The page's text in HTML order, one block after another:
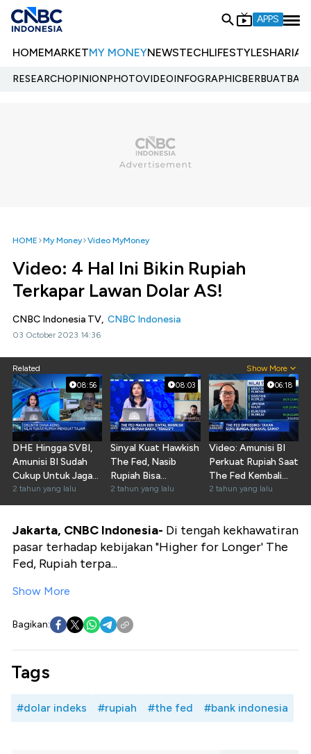
APPS
HOMEMARKETMY MONEYNEWSTECHLIFESTYLESHARIA
RESEARCHOPINIONPHOTOVIDEOINFOGRAPHIC
HOME My Money Video MyMoney
Video: 4 Hal Ini Bikin Rupiah
Terkapar Lawan Dolar AS!
CNBC Indonesia TV, CNBC Indonesia
03 October 2023 14:36
Related Show More
08:56
DHE Hingga SVBI,
Amunisi BI Sudah
Cukup Untuk Jaga
Rupiah?
2 tahun yang lalu
08:03
Sinyal Kuat Hawkish
The Fed, Nasib
Rupiah Bisa
"Tragis"?
2 tahun yang lalu
06:18
Video: Amunisi BI
Perkuat Rupiah Saat
The Fed Kembali
Hawkish
2 tahun yang lalu
Jakarta, CNBC Indonesia- Di tengah kekhawatiran
pasar terhadap kebijakan "Higher for Longer' The
Fed, Rupiah terpa...
Show More
Bagikan:
Tags
#dolar indeks #rupiah #the fed #bank indonesia